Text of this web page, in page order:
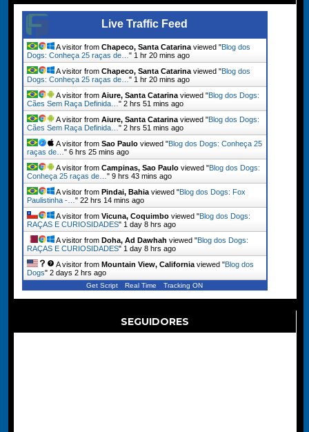
Live Traffic Feed
A visitor from Chapeco, Santa Catarinaviewed "Blog dos
Dogs: Conheça 25 raças de… " 1 hr 20 mins ago
A visitor from Chapeco, Santa Catarinaviewed "Blog dos
Dogs: Conheça 25 raças de… " 1 hr 20 mins ago
A visitor from Aiure, Santa Catarinaviewed "Blog dos Dogs:
Cães Sem Raça Definida… " 2 hrs 51 mins ago
A visitor from Aiure, Santa Catarinaviewed "Blog dos Dogs:
Cães Sem Raça Definida… " 2 hrs 51 mins ago
A visitor from Sao Pauloviewed "Blog dos Dogs: Conheça 25
raças de… " 6 hrs 25 mins ago
A visitor from Campinas, Sao Pauloviewed "Blog dos Dogs:
Conheça 25 raças de… " 9 hrs 43 mins ago
A visitor from Pindai, Bahiaviewed "Blog dos Dogs: Fox
Paulistinha -… " 22 hrs 14 mins ago
A visitor from Vicuna, Coquimboviewed "Blog dos Dogs:
RAÇAS E CURIOSIDADES" 1 day 8 hrs ago
A visitor from Doha, Ad Dawhah viewed "Blog dos Dogs:
RAÇAS E CURIOSIDADES" 1 day 8 hrs ago
A visitor from Mountain View, Californiaviewed "Blog dos
Dogs" 2 days 2 hrs ago
Get Script Real Time Tracking ON
SEGUIDORES